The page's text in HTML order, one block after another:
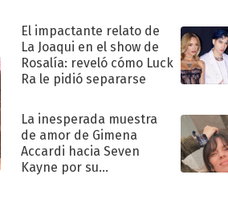
El impactante relato de
La Joaqui en el show de
Rosalía: reveló cómo Luck
Ra le pidió separarse
La inesperada muestra
de amor de Gimena
Accardi hacia Seven
Kayne por su